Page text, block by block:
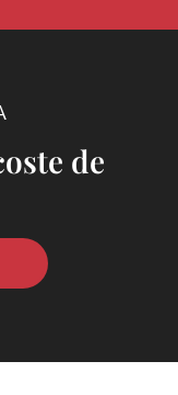
de